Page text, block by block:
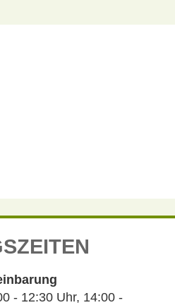
12:30 Uhr, 14:00 -